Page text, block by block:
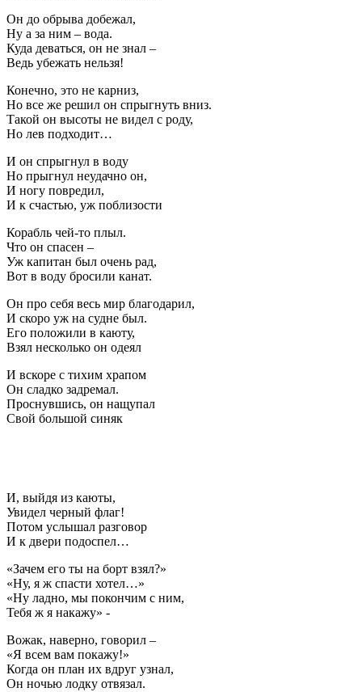
Он до обрыва добежал,
Ну а за ним – вода.
Куда деваться, он не знал –
Ведь убежать нельзя!
Конечно, это не карниз,
Но все же решил он спрыгнуть вниз.
Такой он высоты не видел с роду,
Но лев подходит…
И он спрыгнул в воду
Но прыгнул неудачно он,
И ногу повредил,
И к счастью, уж поблизости
Корабль чей-то плыл.
Что он спасен –
Уж капитан был очень рад,
Вот в воду бросили канат.
Он про себя весь мир благодарил,
И скоро уж на судне был.
Его положили в каюту,
Взял несколько он одеял
И вскоре с тихим храпом
Он сладко задремал.
Проснувшись, он нащупал
Свой большой синяк
И, выйдя из каюты,
Увидел черный флаг!
Потом услышал разговор
И к двери подоспел…
«Зачем его ты на борт взял?»
«Ну, я ж спасти хотел…»
«Ну ладно, мы покончим с ним,
Тебя ж я накажу» -
Вожак, наверно, говорил –
«Я всем вам покажу!»
Когда он план их вдруг узнал,
Он ночью лодку отвязал.